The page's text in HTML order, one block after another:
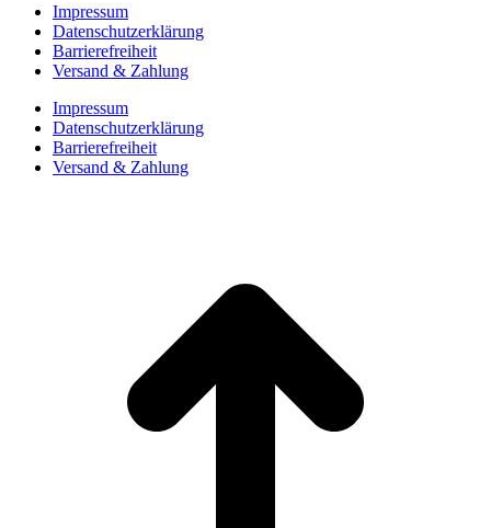
Impressum
Datenschutzerklärung
Barrierefreiheit
Versand & Zahlung
Impressum
Datenschutzerklärung
Barrierefreiheit
Versand & Zahlung